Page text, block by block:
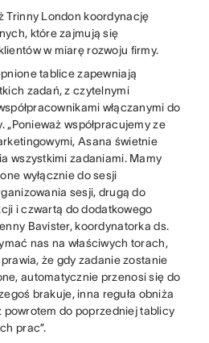
Trinny London koordynację
które zajmują się
w miarę rozwoju firmy.
tablice zapewniają
zadań, z czytelnymi
włączanymi do
„Ponieważ współpracujemy ze
Asana świetnie
wszystkimi zadaniami. Mamy
wyłącznie do sesji
sesji, drugą do
i czwartą do dodatkowego
Bavister, koordynatorka ds.
nas na właściwych torach,
że gdy zadanie zostanie
automatycznie przenosi się do
brakuje, inna reguła obniża
powrotem do poprzedniej tablicy
prac”.